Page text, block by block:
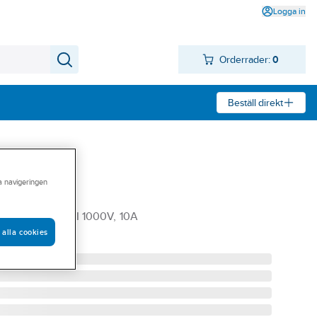
Logga in
Orderrader: 0
Beställ direkt
IV 600V, KAT III 1000V, 10A
navigeringen
alla cookies